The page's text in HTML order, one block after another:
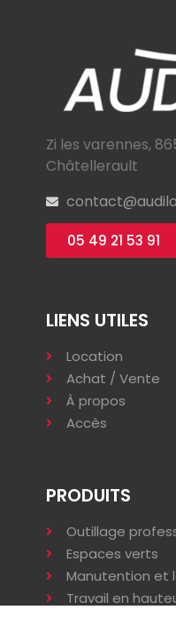
Zi les varennes,
Châtellerault
05 49 21 53 91
LIENS UTILES
Location
Achat / Vente
À propos
Accès
PRODUITS
Outillage
Espaces verts
Manutention et
Travail en